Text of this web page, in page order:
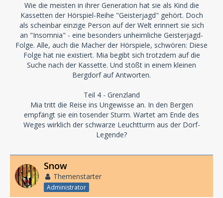
Wie die meisten in ihrer Generation hat sie als Kind die
Kassetten der Hörspiel-Reihe "Geisterjagd" gehört. Doch
als scheinbar einzige Person auf der Welt erinnert sie sich
an "Insomnia" - eine besonders unheimliche Geisterjagd-
Folge. Alle, auch die Macher der Hörspiele, schwören: Diese
Folge hat nie existiert. Mia begibt sich trotzdem auf die
Suche nach der Kassette. Und stößt in einem kleinen
Bergdorf auf Antworten.
Teil 4 - Grenzland
Mia tritt die Reise ins Ungewisse an. In den Bergen
empfängt sie ein tosender Sturm. Wartet am Ende des
Weges wirklich der schwarze Leuchtturm aus der Dorf-
Legende?
Snow
Themenstarter
Administrator